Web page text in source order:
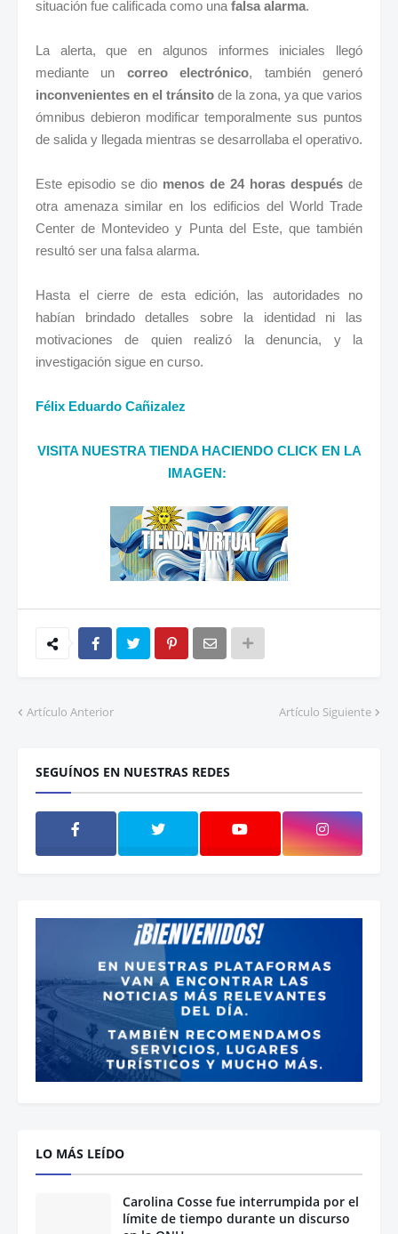
situación fue calificada como una falsa alarma.
La alerta, que en algunos informes iniciales llegó
mediante un correo electrónico, también generó
inconvenientes en el tránsito de la zona, ya que varios
ómnibus debieron modificar temporalmente sus puntos
de salida y llegada mientras se desarrollaba el operativo.
Este episodio se dio menos de 24 horas después de
otra amenaza similar en los edificios del World Trade
Center de Montevideo y Punta del Este, que también
resultó ser una falsa alarma.
Hasta el cierre de esta edición, las autoridades no
habían brindado detalles sobre la identidad ni las
motivaciones de quien realizó la denuncia, y la
investigación sigue en curso.
Félix Eduardo Cañizalez
VISITA NUESTRA TIENDA HACIENDO CLICK EN LA
IMAGEN:
Artículo Anterior Artículo Siguiente
SEGUÍNOS EN NUESTRAS REDES
LO MÁS LEÍDO
Carolina Cosse fue interrumpida por el
límite de tiempo durante un discurso